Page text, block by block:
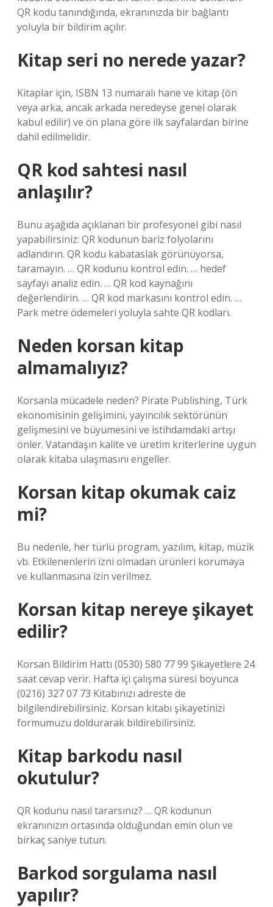
QR kodu tanındığında, ekranınızda bir bağlantı
yoluyla bir bildirim açılır.
Kitap seri no nerede yazar?
Kitaplar için, ISBN 13 numaralı hane ve kitap (ön
veya arka, ancak arkada neredeyse genel olarak
kabul edilir) ve ön plana göre ilk sayfalardan birine
dahil edilmelidir.
QR kod sahtesi nasıl
anlaşılır?
Bunu aşağıda açıklanan bir profesyonel gibi nasıl
yapabilirsiniz: QR kodunun bariz folyolarını
adlandırın. QR kodu kabataslak görünüyorsa,
taramayın. … QR kodunu kontrol edin. … hedef
sayfayı analiz edin. … QR kod kaynağını
değerlendirin. … QR kod markasını kontrol edin. …
Park metre ödemeleri yoluyla sahte QR kodları.
Neden korsan kitap
almamalıyız?
Korsanla mücadele neden? Pirate Publishing, Türk
ekonomisinin gelişimini, yayıncılık sektörünün
gelişmesini ve büyümesini ve istihdamdaki artışı
önler. Vatandaşın kalite ve üretim kriterlerine uygun
olarak kitaba ulaşmasını engeller.
Korsan kitap okumak caiz
mi?
Bu nedenle, her türlü program, yazılım, kitap, müzik
vb. Etkilenenlerin izni olmadan ürünleri korumaya
ve kullanmasına izin verilmez.
Korsan kitap nereye şikayet
edilir?
Korsan Bildirim Hattı (0530) 580 77 99 Şikayetlere 24
saat cevap verir. Hafta içi çalışma süresi boyunca
(0216) 327 07 73 Kitabınızı adreste de
bilgilendirebilirsiniz. Korsan kitabı şikayetinizi
formumuzu doldurarak bildirebilirsiniz.
Kitap barkodu nasıl
okutulur?
QR kodunu nasıl tararsınız? … QR kodunun
ekranınızın ortasında olduğundan emin olun ve
birkaç saniye tutun.
Barkod sorgulama nasıl
yapılır?